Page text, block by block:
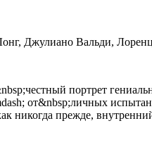
Джулиано Вальди,
портрет
от&nbsp;личных
никогда прежде,